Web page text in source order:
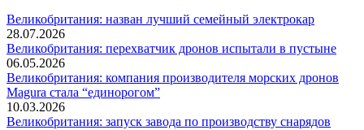
Великобритания: назван лучший семейный электрокар
28.07.2026
Великобритания: перехватчик дронов испытали в пустыне
06.05.2026
Великобритания: компания производителя морских дронов
Magura стала “единорогом”
10.03.2026
Великобритания: запуск завода по производству снарядов